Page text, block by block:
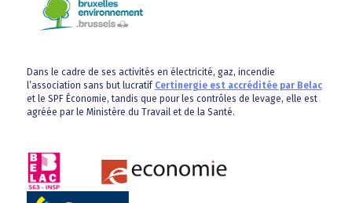
Dans le cadre de ses activités en électricité, gaz, incendie
l’association sans but lucratif Certinergie est accréditée par Belac
et le SPF Économie, tandis que pour les contrôles de levage, elle est
agréée par le Ministère du Travail et de la Santé.